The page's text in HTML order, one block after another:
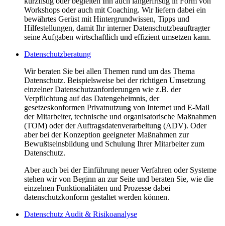
Workshops oder auch mit Coaching. Wir liefern dabei ein
bewährtes Gerüst mit Hintergrundwissen, Tipps und
Hilfestellungen, damit Ihr interner Datenschutzbeauftragter
seine Aufgaben wirtschaftlich und effizient umsetzen kann.
Datenschutzberatung
Wir beraten Sie bei allen Themen rund um das Thema
Datenschutz. Beispielsweise bei der richtigen Umsetzung
einzelner Datenschutzanforderungen wie z.B. der
Verpflichtung auf das Datengeheimnis, der
gesetzeskonformen Privatnutzung von Internet und E-Mail
der Mitarbeiter, technische und organisatorische Maßnahmen
(TOM) oder der Auftragsdatenverarbeitung (ADV). Oder
aber bei der Konzeption geeigneter Maßnahmen zur
Bewußtseinsbildung und Schulung Ihrer Mitarbeiter zum
Datenschutz.
Aber auch bei der Einführung neuer Verfahren oder Systeme
stehen wir von Beginn an zur Seite und beraten Sie, wie die
einzelnen Funktionalitäten und Prozesse dabei
datenschutzkonform gestaltet werden können.
Datenschutz Audit & Risikoanalyse